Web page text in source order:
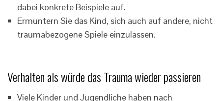
dabei konkrete Beispiele auf.
Ermuntern Sie das Kind, sich auch auf andere, nicht
traumabezogene Spiele einzulassen.
Verhalten als würde das Trauma wieder passieren
Viele Kinder und Jugendliche haben nach